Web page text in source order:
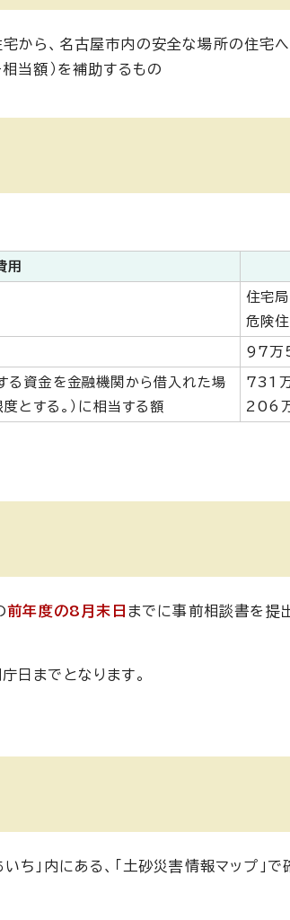
から、名古屋市内の安全な場所の住宅
当額）を補助するもの
用
住宅局
危険
97万
る資金を金融機関から借入れた場
とする。）に相当する額
731
206
前年度の8月末日 までに事前相談書を提
日までとなります。
」内にある、「土砂災害情報マップ」で